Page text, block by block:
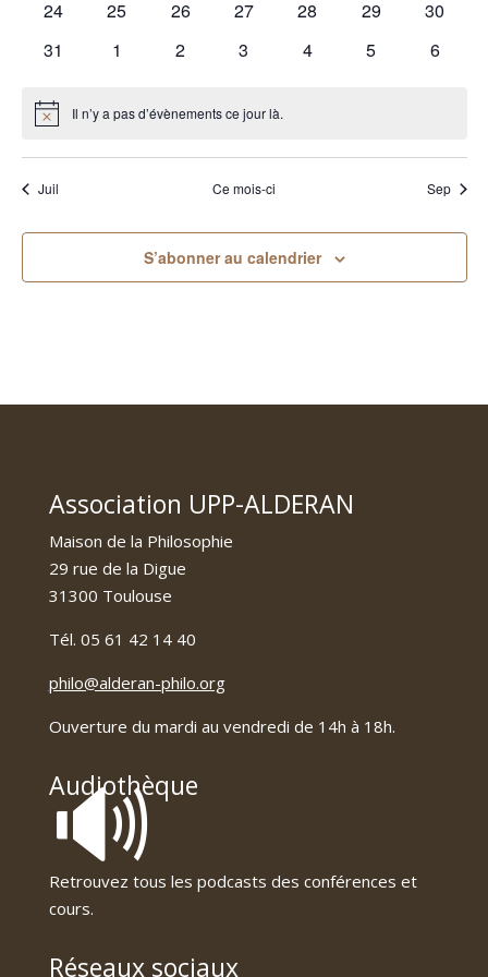
0
24
0
25
0
26
0
27
0
28
0
29
0
30
0
31
0
1
0
2
0
3
0
4
0
5
0
6
Notice Il n’y a pas d’évènements ce jour là.
Juil Ce mois-ci Sep
S’abonner au calendrier
Association UPP-ALDERAN
Maison de la Philosophie
29 rue de la Digue
31300 Toulouse
Tél. 05 61 42 14 40
philo@alderan-philo.org
Ouverture du mardi au vendredi de 14h à 18h.
Audiothèque
🔊
Retrouvez tous les podcasts des conférences et
cours.
Réseaux sociaux